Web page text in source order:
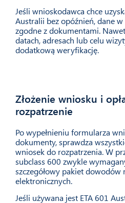
Jeśli wnioskodawca chce
Australii bez opóźnień, dane
zgodne z dokumentami.
datach, adresach lub celu
dodatkową weryfikację.
Złożenie wniosku i
rozpatrzenie
Po wypełnieniu formularza
dokumenty, sprawdza
wniosek do rozpatrzenia. W
subclass 600 zwykle
szczegółowy pakiet
elektronicznych.
Jeśli używana jest ETA 601